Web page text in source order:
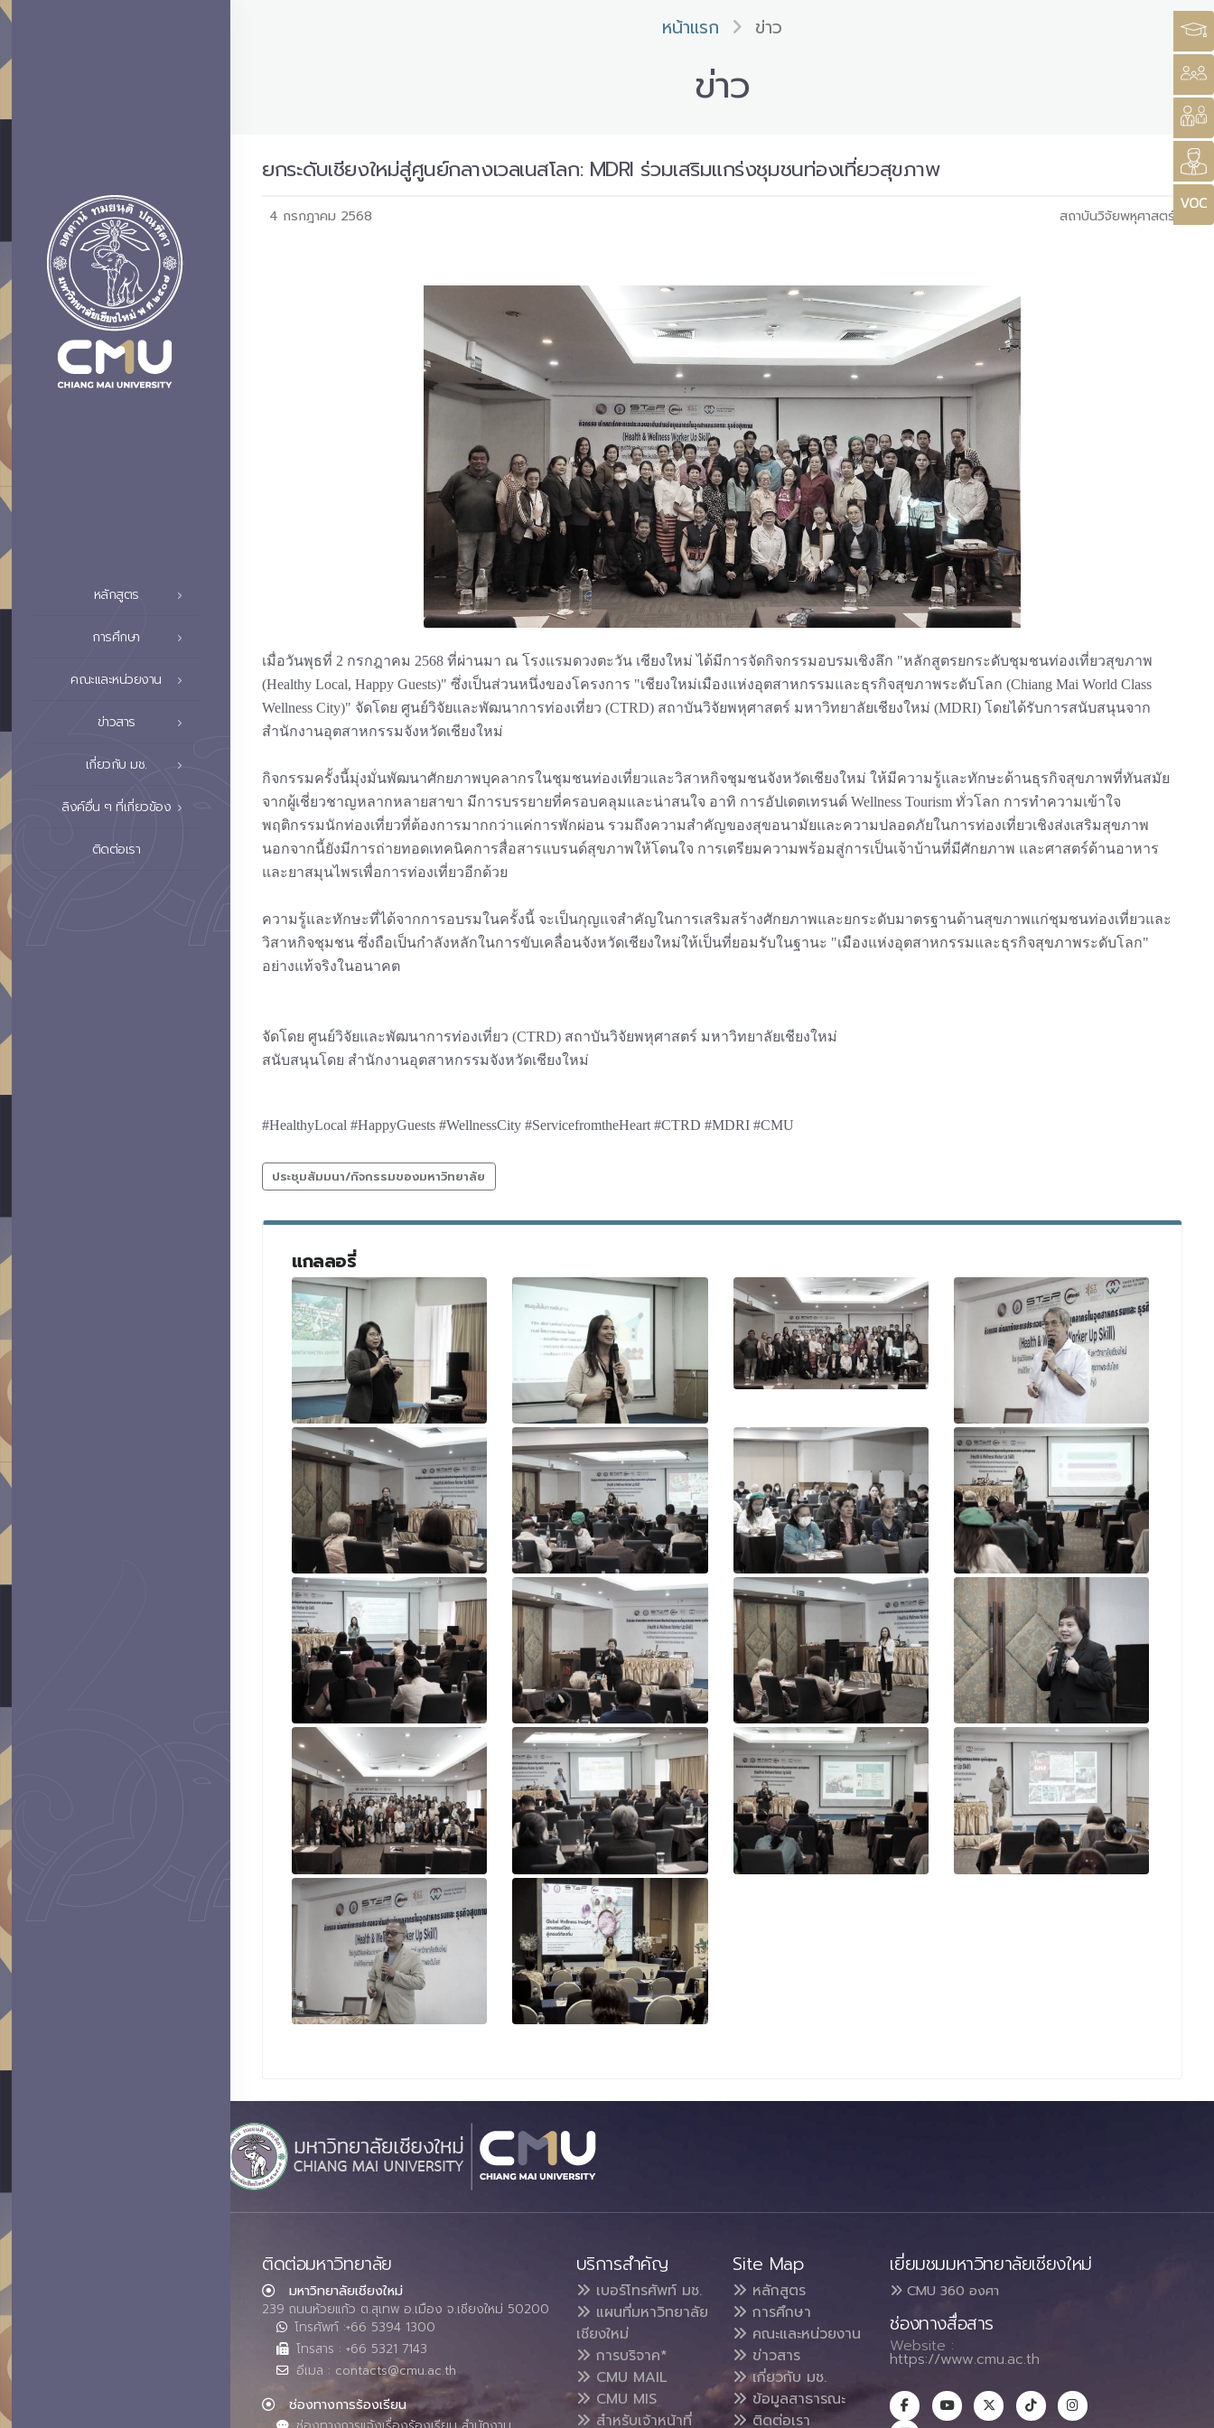
หลักสูตร
การศึกษา
คณะและหน่วยงาน
ข่าวสาร
เกี่ยวกับ มช.
ลิงค์อื่น ๆ ที่เกี่ยวข้อง
ติดต่อเรา
หน้าแรก ข่าว
ข่าว
ยกระดับเชียงใหม่สู่ศูนย์กลางเวลเนสโลก: MDRI ร่วมเสริมแกร่งชุมชนท่องเที่ยวสุขภาพ
4 กรกฎาคม 2568 สถาบันวิจัยพหุศาสตร์
เมื่อวันพุธที่ 2 กรกฎาคม 2568 ที่ผ่านมา ณ โรงแรมดวงตะวัน เชียงใหม่ ได้มีการจัดกิจกรรมอบรมเชิงลึก "หลักสูตรยกระดับชุมชนท่องเที่ยวสุขภาพ
(Healthy Local, Happy Guests)" ซึ่งเป็นส่วนหนึ่งของโครงการ "เชียงใหม่เมืองแห่งอุตสาหกรรมและธุรกิจสุขภาพระดับโลก (Chiang Mai World Class
Wellness City)" จัดโดย ศูนย์วิจัยและพัฒนาการท่องเที่ยว (CTRD) สถาบันวิจัยพหุศาสตร์ มหาวิทยาลัยเชียงใหม่ (MDRI) โดยได้รับการสนับสนุนจาก
สำนักงานอุตสาหกรรมจังหวัดเชียงใหม่
กิจกรรมครั้งนี้มุ่งมั่นพัฒนาศักยภาพบุคลากรในชุมชนท่องเที่ยวและวิสาหกิจชุมชนจังหวัดเชียงใหม่ ให้มีความรู้และทักษะด้านธุรกิจสุขภาพที่ทันสมัย
จากผู้เชี่ยวชาญหลากหลายสาขา มีการบรรยายที่ครอบคลุมและน่าสนใจ อาทิ การอัปเดตเทรนด์ Wellness Tourism ทั่วโลก การทำความเข้าใจ
พฤติกรรมนักท่องเที่ยวที่ต้องการมากกว่าแค่การพักผ่อน รวมถึงความสำคัญของสุขอนามัยและความปลอดภัยในการท่องเที่ยวเชิงส่งเสริมสุขภาพ
นอกจากนี้ยังมีการถ่ายทอดเทคนิคการสื่อสารแบรนด์สุขภาพให้โดนใจ การเตรียมความพร้อมสู่การเป็นเจ้าบ้านที่มีศักยภาพ และศาสตร์ด้านอาหาร
และยาสมุนไพรเพื่อการท่องเที่ยวอีกด้วย
ความรู้และทักษะที่ได้จากการอบรมในครั้งนี้ จะเป็นกุญแจสำคัญในการเสริมสร้างศักยภาพและยกระดับมาตรฐานด้านสุขภาพแก่ชุมชนท่องเที่ยวและ
วิสาหกิจชุมชน ซึ่งถือเป็นกำลังหลักในการขับเคลื่อนจังหวัดเชียงใหม่ให้เป็นที่ยอมรับในฐานะ "เมืองแห่งอุตสาหกรรมและธุรกิจสุขภาพระดับโลก"
อย่างแท้จริงในอนาคต
จัดโดย ศูนย์วิจัยและพัฒนาการท่องเที่ยว (CTRD) สถาบันวิจัยพหุศาสตร์ มหาวิทยาลัยเชียงใหม่
สนับสนุนโดย สำนักงานอุตสาหกรรมจังหวัดเชียงใหม่
#HealthyLocal #HappyGuests #WellnessCity #ServicefromtheHeart #CTRD #MDRI #CMU
ประชุมสัมมนา/กิจกรรมของมหาวิทยาลัย
แกลลอรี่
ติดต่อมหาวิทยาลัย
มหาวิทยาลัยเชียงใหม่
239 ถนนห้วยแก้ว ต.สุเทพ อ.เมือง จ.เชียงใหม่ 50200
โทรศัพท์ :+66 5394 1300
โทรสาร : +66 5321 7143
อีเมล : contacts@cmu.ac.th
ช่องทางการร้องเรียน
บริการสำคัญ
เบอร์โทรศัพท์ มช.
แผนที่มหาวิทยาลัย
เชียงใหม่
การบริจาค*
CMU MAIL
CMU MIS
สำหรับเจ้าหน้าที่
Site Map
หลักสูตร
การศึกษา
คณะและหน่วยงาน
ข่าวสาร
เกี่ยวกับ มช.
ข้อมูลสาธารณะ
ติดต่อเรา
เยี่ยมชมมหาวิทยาลัยเชียงใหม่
CMU 360 องศา
ช่องทางสื่อสาร
Website :
https://www.cmu.ac.th